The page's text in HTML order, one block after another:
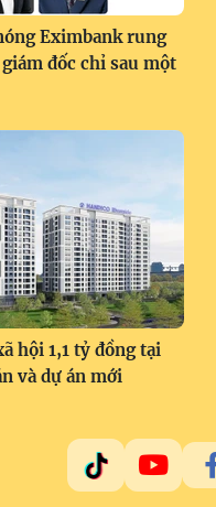
Eximbank rung
đốc chỉ sau một
hội 1,1 tỷ đồng tại
và dự án mới